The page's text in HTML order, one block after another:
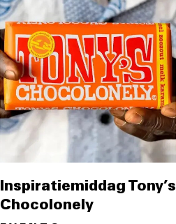
Inspiratiemiddag Tony’s
Chocolonely